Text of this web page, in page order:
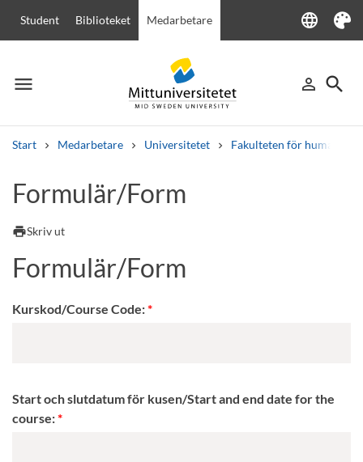
Student Biblioteket Medarbetare language
Language
Tema
menu
Meny person_outline
Logga in
search
Sök
Start Medarbetare Universitetet Fakulteten för
Andra söktjänster
Kurser och program
Formulär/Form
printSkriv ut
Formulär/Form
Kurskod/Course Code:
Start och slutdatum för kusen/Start and end date for the
course: